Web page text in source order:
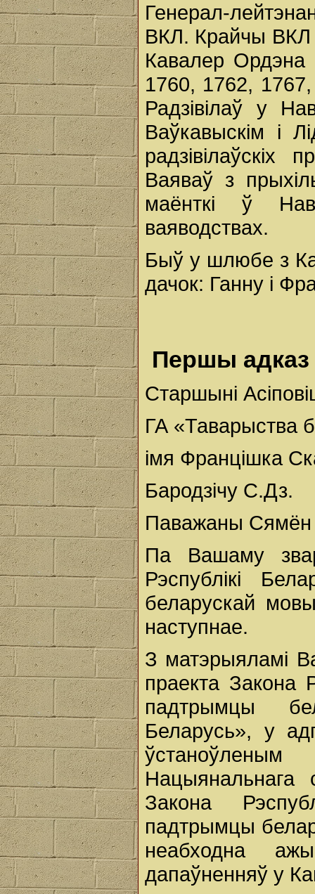
Генерал-
ВКЛ. Крайчы ВКЛ
Кавалер
1760, 1762, 1767,
Радзівілаў у
Ваўкавыскім і
радзівілаўскіх
Ваяваў з
маёнткі ў
ваяводствах.
Быў у шлюбе з
дачок: Ганну і
Першы адказ
Старшыні
ГА «Таварыства
імя Францішка
Бародзічу С.Дз.
Паважаны Сямён
Па Вашаму
Рэспублікі
беларускай
наступнае.
З матэрыяламі
праекта Закона
падтрымцы
Беларусь», у
ўстаноўленым
Нацыянальнага
Закона
падтрымцы
неабходна
дапаўненняў у